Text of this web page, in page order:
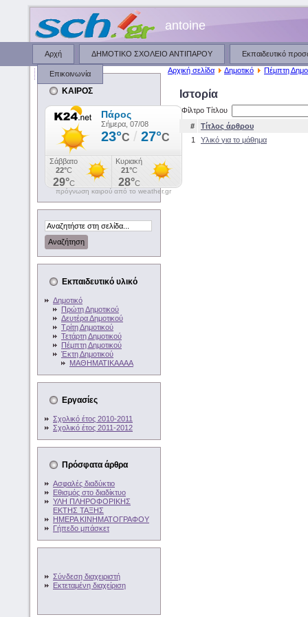
antoine
Αρχή ΔΗΜΟΤΙΚΟ ΣΧΟΛΕΙΟ ΑΝΤΙΠΑΡΟΥ Εκπαιδευτικό
Επικοινωνία
ΚΑΙΡΟΣ
πρόγνωση καιρού από το weather.gr
Εκπαιδευτικό υλικό
Δημοτικό
Πρώτη Δημοτικού
Δευτέρα Δημοτικού
Τρίτη Δημοτικού
Τετάρτη Δημοτικού
Πέμπτη Δημοτικού
Έκτη Δημοτικού
ΜΑΘΗΜΑΤΙΚΑΑΑΑ
Εργασίες
Σχολικό έτος 2010-2011
Σχολικό έτος 2011-2012
Πρόσφατα άρθρα
Ασφαλές διαδύκτιο
Εθισμός στο διαδίκτυο
ΥΛΗ ΠΛΗΡΟΦΟΡΙΚΗΣ
ΕΚΤΗΣ ΤΑΞΗΣ
ΗΜΕΡΑ ΚΙΝΗΜΑΤΟΓΡΑΦΟΥ
Γήπεδο μπάσκετ
Σύνδεση διαχειριστή
Εκτεταμένη διαχείριση
Αρχική σελίδα Δημοτικό Πέμπτη
Ιστορία
Φίλτρο Τίτλου
#
Τίτλος άρθρου
1
Υλικό για το μάθημα